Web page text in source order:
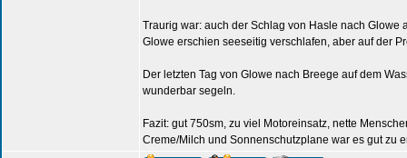
Traurig war: auch der Schlag von Hasle nach
Glowe erschien seeseitig verschlafen, aber auf der
Der letzten Tag von Glowe nach Breege auf dem
wunderbar segeln.
Fazit: gut 750sm, zu viel Motoreinsatz, nette
Creme/Milch und Sonnenschutzplane war es gut zu